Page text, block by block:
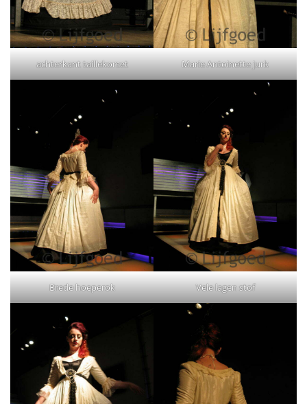
achterkant taillekorset Marie Antoinette jurk
Brede hoeperok Vele lagen stof